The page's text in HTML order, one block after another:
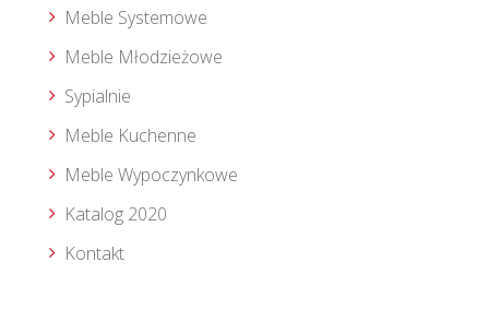
Meble Systemowe
Meble Młodzieżowe
Sypialnie
Meble Kuchenne
Meble Wypoczynkowe
Katalog 2020
Kontakt